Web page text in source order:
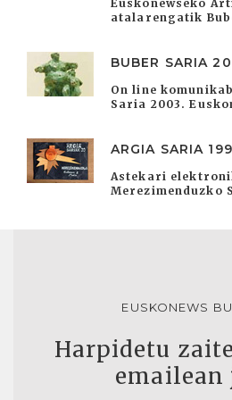
Euskonewseko
atalarengatik
BUBER SARIA
On line
Saria 2003.
ARGIA SARIA
Astekari
Merezimenduzko
EUSKONEWS
Harpidetu
emailean